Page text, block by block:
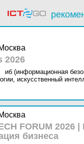
2026
иб (информационная
искусственный
FORUM
бизнеса